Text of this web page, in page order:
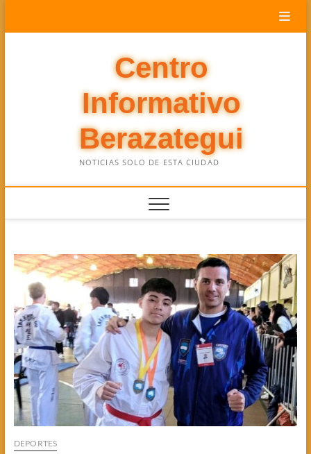
Centro
Informativo
Berazategui
NOTICIAS SOLO DE ESTA CIUDAD
DEPORTES